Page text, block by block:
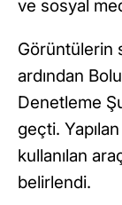
ve sosyal
Görüntülerin
ardından
Denetleme
geçti.
kullanılan
belirlendi.